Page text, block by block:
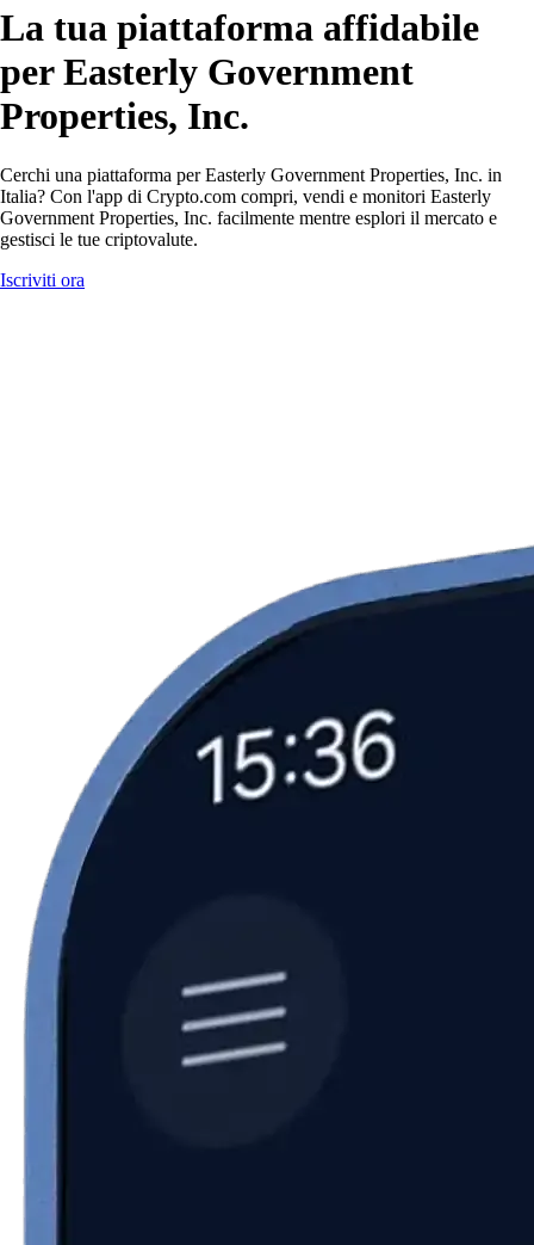
La tua piattaforma affidabile
per Easterly Government
Properties, Inc.
Cerchi una piattaforma per Easterly Government Properties, Inc. in
Italia? Con l'app di Crypto.com compri, vendi e monitori Easterly
Government Properties, Inc. facilmente mentre esplori il mercato e
gestisci le tue criptovalute.
Iscriviti ora